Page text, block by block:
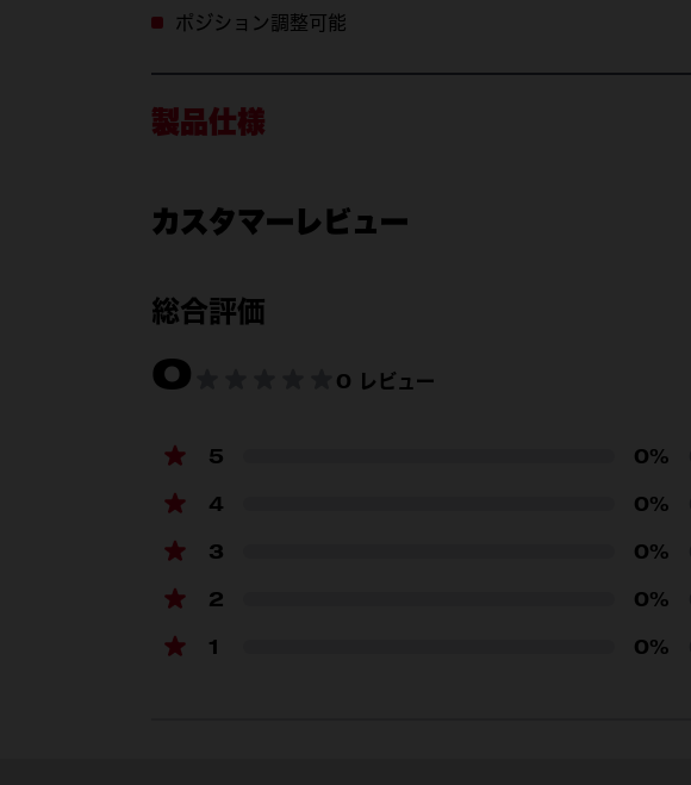
ポジション調整可能
製品仕様
カスタマーレビュー
総合評価
0 0 レビュー
5 0%
4 0%
3 0%
2 0%
1 0%